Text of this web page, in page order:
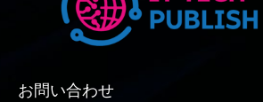
お問い合わせ